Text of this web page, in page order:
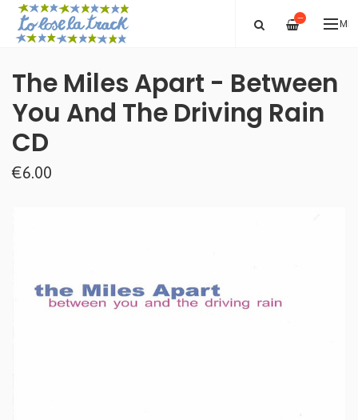
—
The Miles Apart - Between
You And The Driving Rain
CD
€6.00